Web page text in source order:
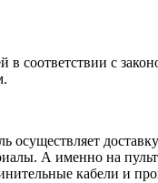
в соответствии с
осуществляет
А именно на
кабели и